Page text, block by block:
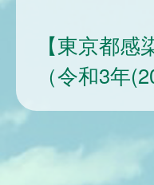
【東京都
（令和3年